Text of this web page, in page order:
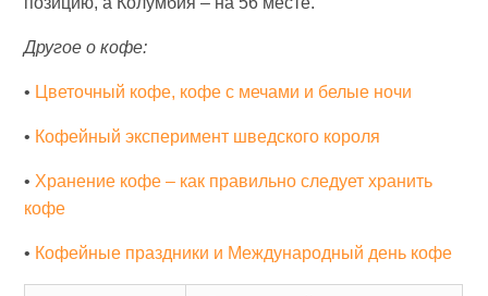
Другое о кофе:
• Цветочный кофе, кофе с мечами и белые ночи
• Кофейный эксперимент шведского короля
• Хранение кофе – как правильно следует хранить
кофе
• Кофейные праздники и Международный день кофе